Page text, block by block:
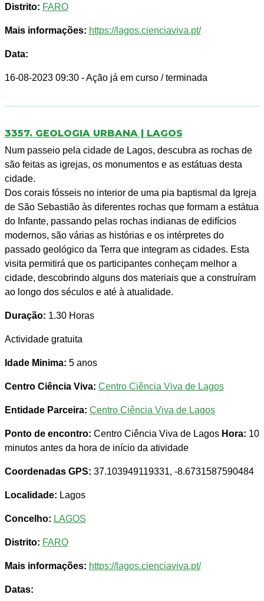
Distrito: FARO
Mais informações: https://lagos.cienciaviva.pt/
Data:
16-08-2023 09:30 - Ação já em curso / terminada
3357. GEOLOGIA URBANA | LAGOS
Num passeio pela cidade de Lagos, descubra as rochas de
são feitas as igrejas, os monumentos e as estátuas desta
cidade.
Dos corais fósseis no interior de uma pia baptismal da Igreja
de São Sebastião às diferentes rochas que formam a estátua
do Infante, passando pelas rochas indianas de edifícios
modernos, são várias as histórias e os intérpretes do
passado geológico da Terra que integram as cidades. Esta
visita permitirá que os participantes conheçam melhor a
cidade, descobrindo alguns dos materiais que a construíram
ao longo dos séculos e até à atualidade.
Duração: 1.30 Horas
Actividade gratuita
Idade Minima: 5 anos
Centro Ciência Viva: Centro Ciência Viva de Lagos
Entidade Parceira: Centro Ciência Viva de Lagos
Ponto de encontro: Centro Ciência Viva de Lagos Hora: 10
minutos antes da hora de início da atividade
Coordenadas GPS: 37.103949119331, -8.6731587590484
Localidade: Lagos
Concelho: LAGOS
Distrito: FARO
Mais informações: https://lagos.cienciaviva.pt/
Datas: